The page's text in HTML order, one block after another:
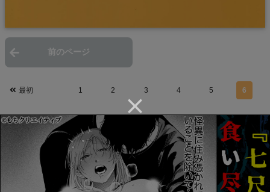
前のページ
最初 1 2 3 4 5 6